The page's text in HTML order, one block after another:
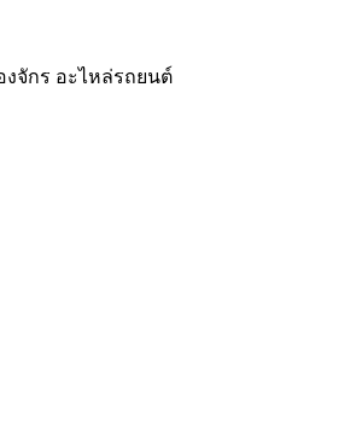
งจักร อะไหล่รถยนต์